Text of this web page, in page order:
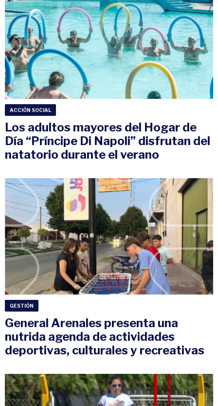
ACCIÓN SOCIAL
Los adultos mayores del Hogar de
Día “Príncipe Di Napoli” disfrutan del
natatorio durante el verano
GESTIÓN
General Arenales presenta una
nutrida agenda de actividades
deportivas, culturales y recreativas